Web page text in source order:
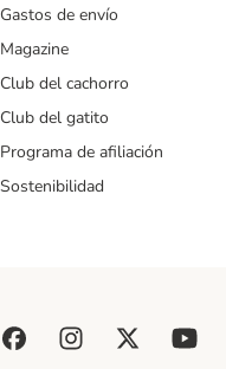
Gastos de envío
Magazine
Club del cachorro
Club del gatito
Programa de afiliación
Sostenibilidad